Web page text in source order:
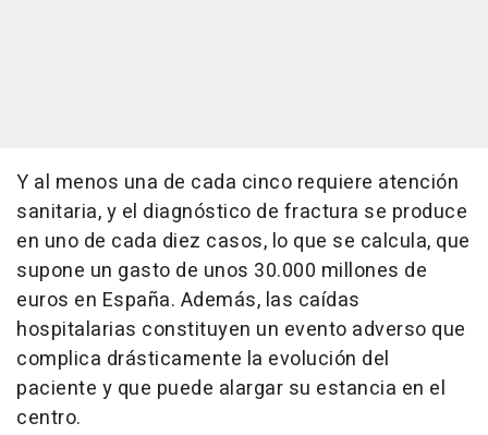
Y al menos una de cada cinco requiere atención
sanitaria, y el diagnóstico de fractura se produce
en uno de cada diez casos, lo que se calcula, que
supone un gasto de unos 30.000 millones de
euros en España. Además, las caídas
hospitalarias constituyen un evento adverso que
complica drásticamente la evolución del
paciente y que puede alargar su estancia en el
centro.